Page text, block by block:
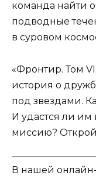
команда найти
подводные
в суровом
«Фронтир. Том
история о
под звездами.
И удастся ли
миссию?
В нашей